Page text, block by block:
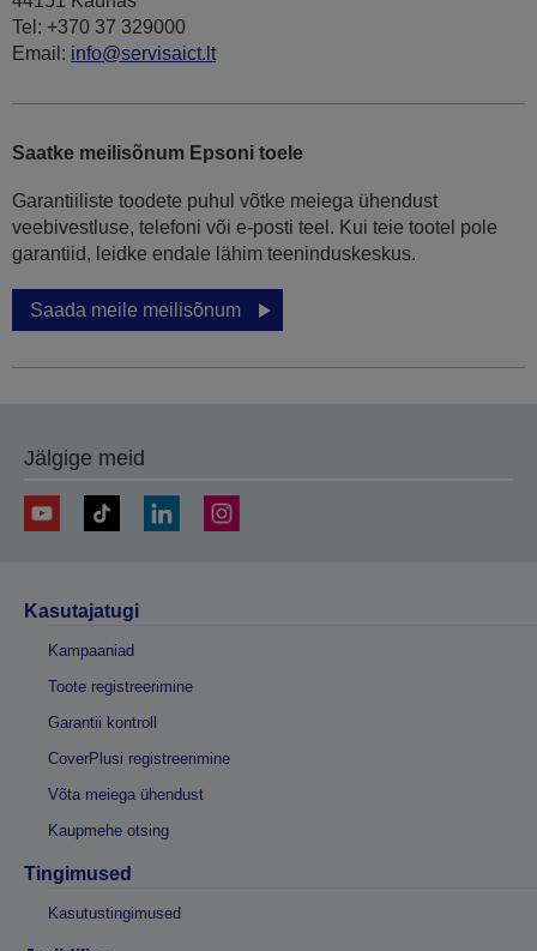
Tel: +370 37 329000
Email: info@servisaict.lt
Saatke meilisõnum Epsoni toele
Garantiiliste toodete puhul võtke meiega ühendust
veebivestluse, telefoni või e-posti teel. Kui teie tootel pole
garantiid, leidke endale lähim teeninduskeskus.
Saada meile meilisõnum
Jälgige meid
Kasutajatugi
Kampaaniad
Toote registreerimine
Garantii kontroll
CoverPlusi registreerimine
Võta meiega ühendust
Kaupmehe otsing
Tingimused
Kasutustingimused